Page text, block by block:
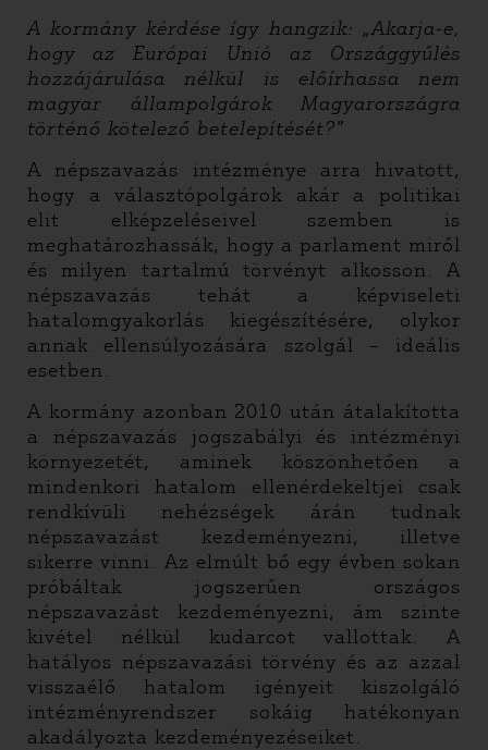
A kormány kérdése így hangzik: „Akarja-e,
hogy az Európai Unió az Országgyűlés
hozzájárulása nélkül is előírhassa nem
magyar állampolgárok Magyarországra
történő kötelező betelepítését?”
A népszavazás intézménye arra hivatott,
hogy a választópolgárok akár a politikai
elit elképzeléseivel szemben is
meghatározhassák, hogy a parlament miről
és milyen tartalmú törvényt alkosson. A
népszavazás tehát a képviseleti
hatalomgyakorlás kiegészítésére, olykor
annak ellensúlyozására szolgál – ideális
esetben.
A kormány azonban 2010 után átalakította
a népszavazás jogszabályi és intézményi
környezetét, aminek köszönhetően a
mindenkori hatalom ellenérdekeltjei csak
rendkívüli nehézségek árán tudnak
népszavazást kezdeményezni, illetve
sikerre vinni. Az elmúlt bő egy évben sokan
próbáltak jogszerűen országos
népszavazást kezdeményezni, ám szinte
kivétel nélkül kudarcot vallottak. A
hatályos népszavazási törvény és az azzal
visszaélő hatalom igényeit kiszolgáló
intézményrendszer sokáig hatékonyan
akadályozta kezdeményezéseiket.